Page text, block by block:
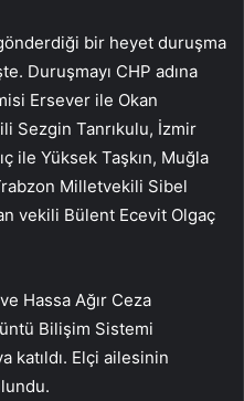
bir heyet duruşma
Duruşmayı CHP adına
Ersever ile Okan
Sezgin Tanrıkulu, İzmir
ile Yüksek Taşkın, Muğla
Milletvekili Sibel
vekili Bülent Ecevit Olgaç
Hassa Ağır Ceza
Bilişim Sistemi
katıldı. Elçi ailesinin